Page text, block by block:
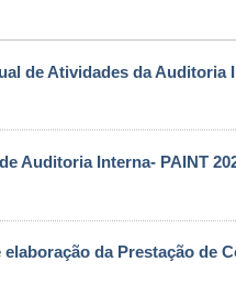
de Atividades da Auditoria
Auditoria Interna- PAINT
da Prestação de